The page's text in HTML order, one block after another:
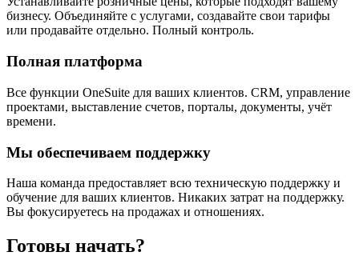
бизнесу. Объединяйте с услугами, создавайте свои тарифы
или продавайте отдельно. Полный контроль.
Полная платформа
Все функции OneSuite для ваших клиентов. CRM, управление
проектами, выставление счетов, порталы, документы, учёт
времени.
Мы обеспечиваем поддержку
Наша команда предоставляет всю техническую поддержку и
обучение для ваших клиентов. Никаких затрат на поддержку.
Вы фокусируетесь на продажах и отношениях.
Готовы начать?